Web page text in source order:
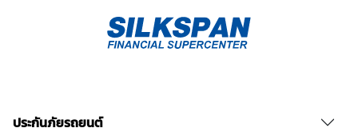
ยินยอม” ในช่องสนทนา เป็นการแสดงเจตนายินยอมของ
ข้าพเจ้าแทนการลงลายมือชื่อเป็นหลักฐาน รวบรวมเบี้ย
ประกันภัยรถยนต์